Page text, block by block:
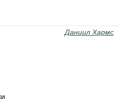
Даниил Хармс